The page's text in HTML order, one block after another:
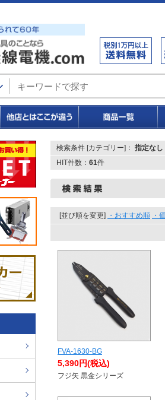
検索条件 [カテゴリー]： 指定なし
HIT件数： 61件
[並び順を変更] ・おすすめ順 ・
FVA-1630-BG
5,390円(税込)
フジ矢 黒金シリーズ